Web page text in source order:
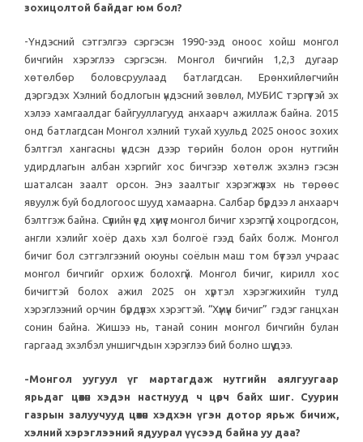
зохицолтой байдаг юм бол?
-Үндэсний сэтгэлгээ сэргэсэн 1990-ээд оноос хойш монгол
бичгийн хэрэглээ сэргэсэн. Монгол бичгийн 1,2,3 дугаар
хөтөлбөр боловсруулаад батлагдсан. Ерөнхийлөгчийн
дэргэдэх Хэлний бодлогын үндэсний зөвлөл, МУБИС тэргүүтэй эх
хэлээ хамгаалдаг байгууллагууд анхаарч ажиллаж байна. 2015
онд батлагдсан Монгол хэлний тухай хуульд 2025 оноос зохих
бэлтгэл хангасны үндсэн дээр төрийн болон орон нутгийн
удирдлагын албан хэргийг хос бичгээр хөтөлж эхэлнэ гэсэн
шаталсан заалт орсон. Энэ заалтыг хэрэгжүүлэх нь төрөөс
явуулж буй бодлогоос шууд хамаарна. Салбар бүрдээ л анхаарч
бэлтгэж байна. Сүүлийн үед хүмүүс монгол бичиг хэрэггүй хоцрогдсон,
англи хэлийг хоёр дахь хэл болгоё гээд байх болж. Монгол
бичиг бол сэтгэлгээний оюуны соёлын маш том бүтээл учраас
монгол бичгийг орхиж болохгүй. Монгол бичиг, кирилл хос
бичигтэй болох ажил 2025 он хүртэл хэрэгжихийн тулд
хэрэглээний орчин бүрдүүлэх хэрэгтэй. “Хүмүүн бичиг” гэдэг ганцхан
сонин байна. Жишээ нь, танай сонин монгол бичгийн булан
гаргаад эхэлбэл уншигчдын хэрэглээ бий болно шүү дээ.
-Монгол уугуул үг мартагдаж нутгийн аялгуугаар
ярьдаг цөөхөн хэдэн настнууд ч цөөрч байх шиг. Суурин
газрын залуучууд цөөхөн хэдхэн үгэн дотор ярьж бичиж,
хэлний хэрэглээний ядуурал үүсээд байна уу даа?